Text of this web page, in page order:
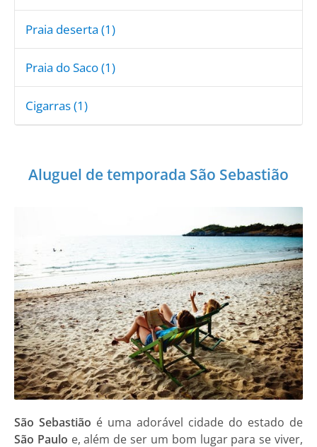
Praia deserta (1)
Praia do Saco (1)
Cigarras (1)
Aluguel de temporada São Sebastião
São Sebastião é uma adorável cidade do estado de
São Paulo e, além de ser um bom lugar para se viver,